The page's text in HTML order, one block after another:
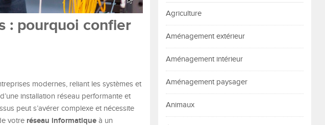
: pourquoi confier
modernes, reliant les systèmes et
installation réseau performante et
peut s’avérer complexe et nécessite
votre réseau informatique à un
Agriculture
Aménagement extérieur
Aménagement intérieur
Aménagement paysager
Animaux